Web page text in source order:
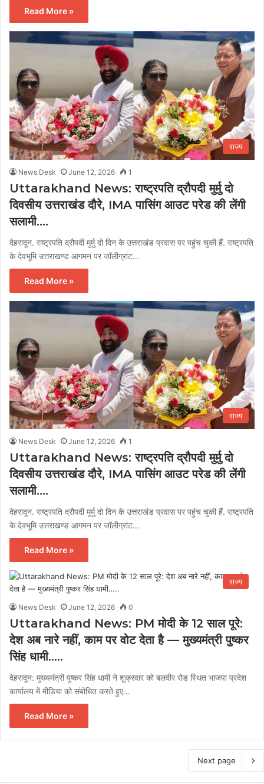
Read More »
राज्य
News Desk June 12, 2026 1
Uttarakhand News: राष्ट्रपति द्रौपदी मुर्मु दो
दिवसीय उत्तराखंड दौरे, IMA पासिंग आउट परेड की लेंगी
सलामी….
देहरादून. राष्ट्रपति द्रौपदी मुर्मु दो दिन के उत्तराखंड प्रवास पर पहुंच चुकी हैं. राष्ट्रपति
के देवभूमि उत्तराखण्ड आगमन पर जॉलीग्रांट…
Read More »
राज्य
News Desk June 12, 2026 1
Uttarakhand News: राष्ट्रपति द्रौपदी मुर्मु दो
दिवसीय उत्तराखंड दौरे, IMA पासिंग आउट परेड की लेंगी
सलामी….
देहरादून. राष्ट्रपति द्रौपदी मुर्मु दो दिन के उत्तराखंड प्रवास पर पहुंच चुकी हैं. राष्ट्रपति
के देवभूमि उत्तराखण्ड आगमन पर जॉलीग्रांट…
Read More »
राज्य
News Desk June 12, 2026 0
Uttarakhand News: PM मोदी के 12 साल पूरे:
देश अब नारे नहीं, काम पर वोट देता है — मुख्यमंत्री पुष्कर
सिंह धामी…..
देहरादून: मुख्यमंत्री पुष्कर सिंह धामी ने शुक्रवार को बलवीर रोड स्थित भाजपा प्रदेश
कार्यालय में मीडिया को संबोधित करते हुए…
Read More »
Next page